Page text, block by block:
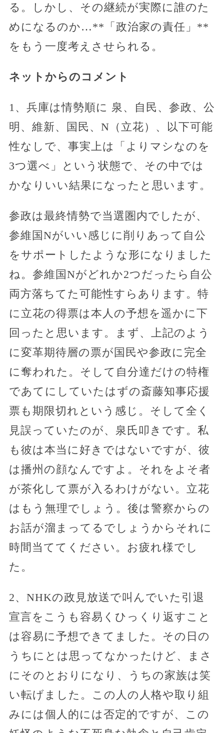
る。しかし、その継続が実際に誰のた
めになるのか…**「政治家の責任」**
をもう一度考えさせられる。
ネットからのコメント
1、兵庫は情勢順に 泉、自民、参政、公
明、維新、国民、N（立花）、以下可能
性なしで、事実上は「よりマシなのを
3つ選べ」という状態で、その中では
かなりいい結果になったと思います。
参政は最終情勢で当選圏内でしたが、
参維国Nがいい感じに削りあって自公
をサポートしたような形になりました
ね。参維国Nがどれか2つだったら自公
両方落ちてた可能性すらあります。特
に立花の得票は本人の予想を遥かに下
回ったと思います。まず、上記のよう
に変革期待層の票が国民や参政に完全
に奪われた。そして自分達だけの特権
であてにしていたはずの斎藤知事応援
票も期限切れという感じ。そして全く
見誤っていたのが、泉氏叩きです。私
も彼は本当に好きではないですが、彼
は播州の顔なんですよ。それをよそ者
が茶化して票が入るわけがない。立花
はもう無理でしょう。後は警察からの
お話が溜まってるでしょうからそれに
時間当ててください。お疲れ様でし
た。
2、NHKの政見放送で叫んでいた引退
宣言をこうも容易くひっくり返すこと
は容易に予想できてました。その日の
うちにとは思ってなかったけど、まさ
にそのとおりになり、うちの家族は笑
い転げました。この人の人格や取り組
みには個人的には否定的ですが、この